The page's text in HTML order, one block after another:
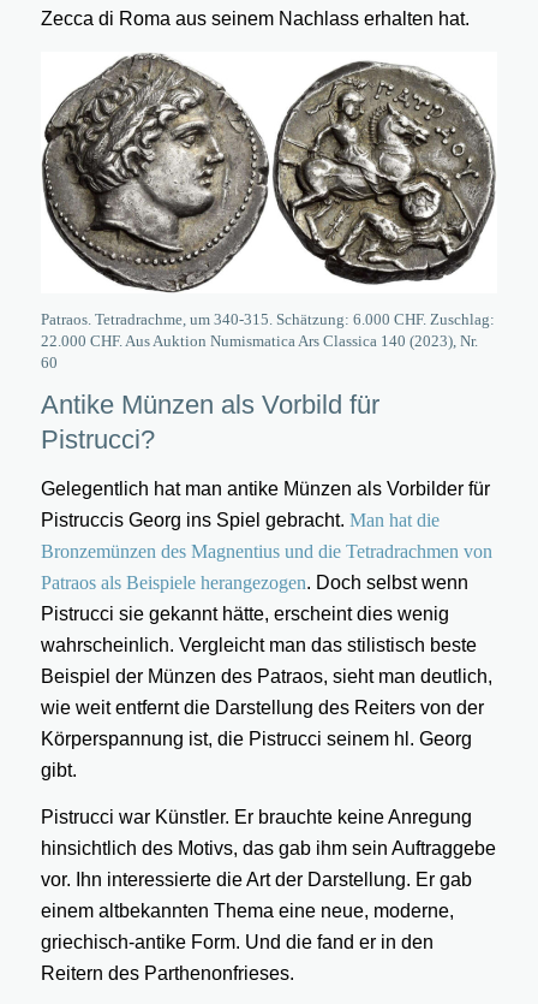
Zecca di Roma aus seinem Nachlass erhalten hat.
Patraos. Tetradrachme, um 340-315. Schätzung: 6.000 CHF. Zuschlag:
22.000 CHF. Aus Auktion Numismatica Ars Classica 140 (2023), Nr.
60
Antike Münzen als Vorbild für
Pistrucci?
Gelegentlich hat man antike Münzen als Vorbilder für
Pistruccis Georg ins Spiel gebracht. Man hat die
Bronzemünzen des Magnentius und die Tetradrachmen von
Patraos als Beispiele herangezogen. Doch selbst wenn
Pistrucci sie gekannt hätte, erscheint dies wenig
wahrscheinlich. Vergleicht man das stilistisch beste
Beispiel der Münzen des Patraos, sieht man deutlich,
wie weit entfernt die Darstellung des Reiters von der
Körperspannung ist, die Pistrucci seinem hl. Georg
gibt.
Pistrucci war Künstler. Er brauchte keine Anregung
hinsichtlich des Motivs, das gab ihm sein Auftraggebe
vor. Ihn interessierte die Art der Darstellung. Er gab
einem altbekannten Thema eine neue, moderne,
griechisch-antike Form. Und die fand er in den
Reitern des Parthenonfrieses.